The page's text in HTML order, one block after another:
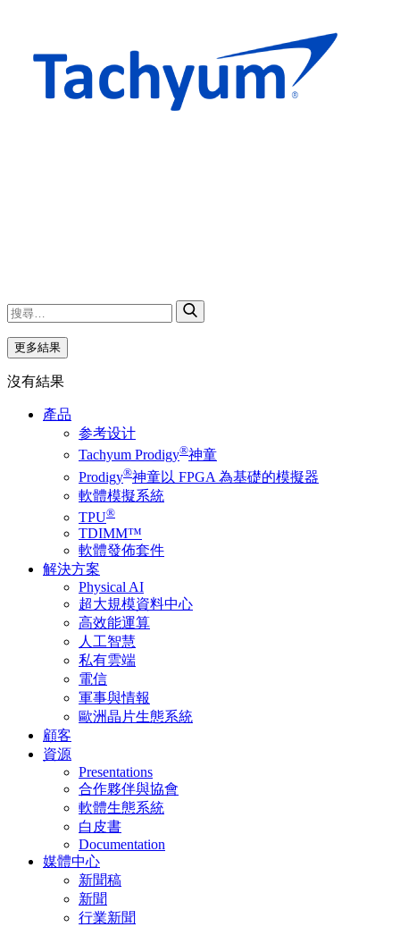
更多結果
沒有結果
產品
参考设计
Tachyum Prodigy®神童
Prodigy®神童以 FPGA 為基礎的模擬器
軟體模擬系統
TPU®
TDIMM™
軟體發佈套件
解決方案
Physical AI
超大規模資料中心
高效能運算
人工智慧
私有雲端
電信
軍事與情報
歐洲晶片生態系統
顧客
資源
Presentations
合作夥伴與協會
軟體生態系統
白皮書
Documentation
媒體中心
新聞稿
新聞
行業新聞